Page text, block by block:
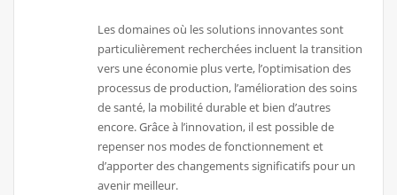
Les domaines où les solutions innovantes sont
particulièrement recherchées incluent la transition
vers une économie plus verte, l’optimisation des
processus de production, l’amélioration des soins
de santé, la mobilité durable et bien d’autres
encore. Grâce à l’innovation, il est possible de
repenser nos modes de fonctionnement et
d’apporter des changements significatifs pour un
avenir meilleur.